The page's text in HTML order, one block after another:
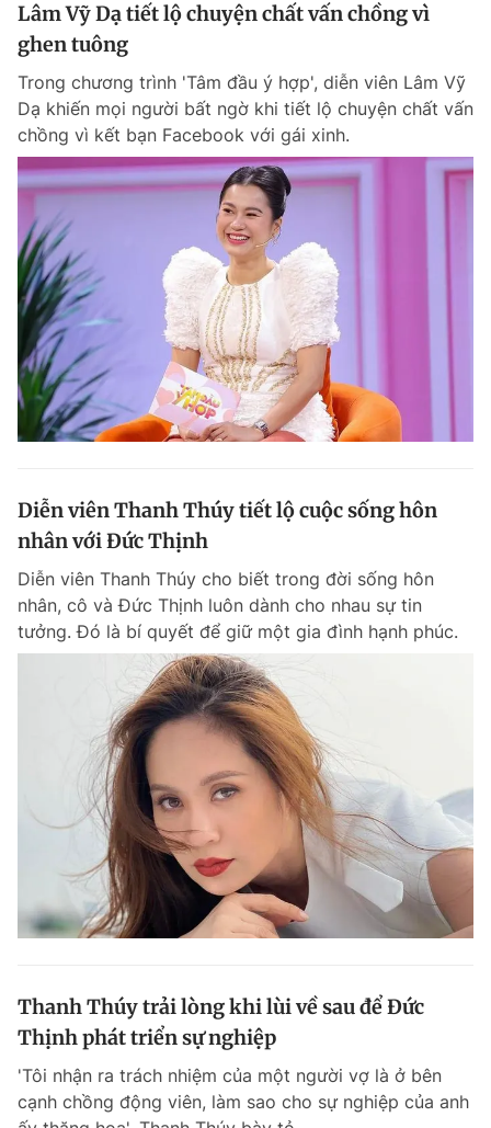
Lâm Vỹ Dạ tiết lộ chuyện chất vấn chồng vì
ghen tuông
Trong chương trình 'Tâm đầu ý hợp', diễn viên Lâm Vỹ
Dạ khiến mọi người bất ngờ khi tiết lộ chuyện chất vấn
chồng vì kết bạn Facebook với gái xinh.
Diễn viên Thanh Thúy tiết lộ cuộc sống hôn
nhân với Đức Thịnh
Diễn viên Thanh Thúy cho biết trong đời sống hôn
nhân, cô và Đức Thịnh luôn dành cho nhau sự tin
tưởng. Đó là bí quyết để giữ một gia đình hạnh phúc.
Thanh Thúy trải lòng khi lùi về sau để Đức
Thịnh phát triển sự nghiệp
'Tôi nhận ra trách nhiệm của một người vợ là ở bên
cạnh chồng động viên, làm sao cho sự nghiệp của anh